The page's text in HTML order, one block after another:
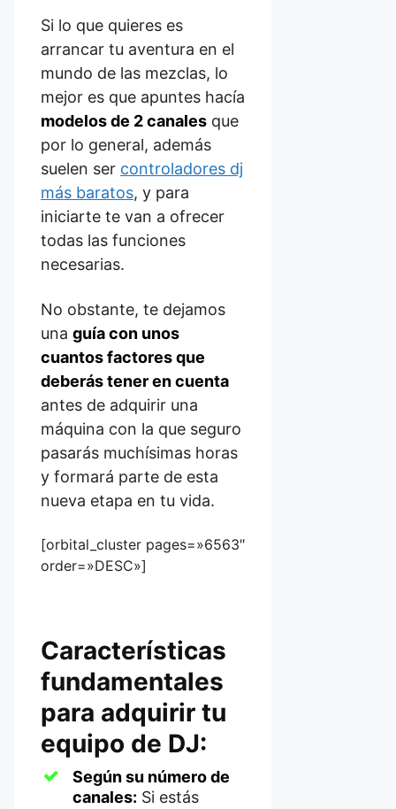
Si lo que quieres es
arrancar tu aventura en el
mundo de las mezclas, lo
mejor es que apuntes hacía
modelos de 2 canales que
por lo general, además
suelen ser controladores dj
más baratos, y para
iniciarte te van a ofrecer
todas las funciones
necesarias.
No obstante, te dejamos
una guía con unos
cuantos factores que
deberás tener en cuenta
antes de adquirir una
máquina con la que seguro
pasarás muchísimas horas
y formará parte de esta
nueva etapa en tu vida.
[orbital_cluster pages=»6563″
order=»DESC»]
Características
fundamentales
para adquirir tu
equipo de DJ:
Según su número de
canales: Si estás